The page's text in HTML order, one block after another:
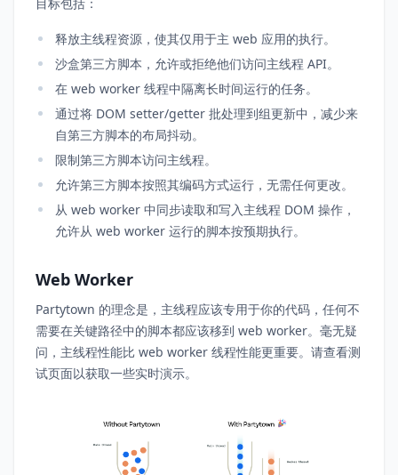
释放主线程资源，使其仅用于主 web 应用的执行。
沙盒第三方脚本，允许或拒绝他们访问主线程 API。
在 web worker 线程中隔离长时间运行的任务。
通过将 DOM setter/getter 批处理到组更新中，减少来
自第三方脚本的布局抖动。
限制第三方脚本访问主线程。
允许第三方脚本按照其编码方式运行，无需任何更改。
从 web worker 中同步读取和写入主线程 DOM 操作，
允许从 web worker 运行的脚本按预期执行。
Web Worker
Partytown 的理念是，主线程应该专用于你的代码，任何不
需要在关键路径中的脚本都应该移到 web worker。毫无疑
问，主线程性能比 web worker 线程性能更重要。请查看测
试页面以获取一些实时演示。